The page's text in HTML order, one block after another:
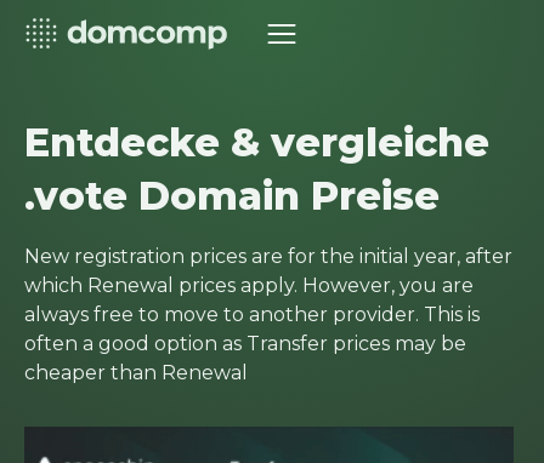
Entdecke & vergleiche
.vote Domain Preise
New registration prices are for the initial year, after
which Renewal prices apply. However, you are
always free to move to another provider. This is
often a good option as Transfer prices may be
cheaper than Renewal